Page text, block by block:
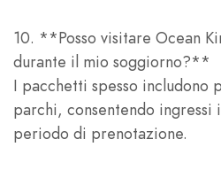
10. **Posso visitare Ocean
durante il mio soggiorno?**
I pacchetti spesso includono
parchi, consentendo
periodo di prenotazione.